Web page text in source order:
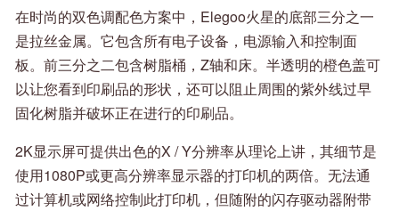
在时尚的双色调配色方案中，Elegoo火星的底部三分之一
是拉丝金属。它包含所有电子设备，电源输入和控制面
板。前三分之二包含树脂桶，Z轴和床。半透明的橙色盖可
以让您看到印刷品的形状，还可以阻止周围的紫外线过早
固化树脂并破坏正在进行的印刷品。
2K显示屏可提供出色的X / Y分辨率从理论上讲，其细节是
使用1080P或更高分辨率显示器的打印机的两倍。无法通
过计算机或网络控制此打印机，但随附的闪存驱动器附带